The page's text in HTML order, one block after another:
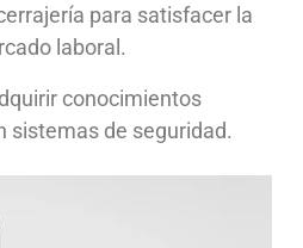
para satisfacer la
laboral.
conocimientos
sistemas de seguridad.